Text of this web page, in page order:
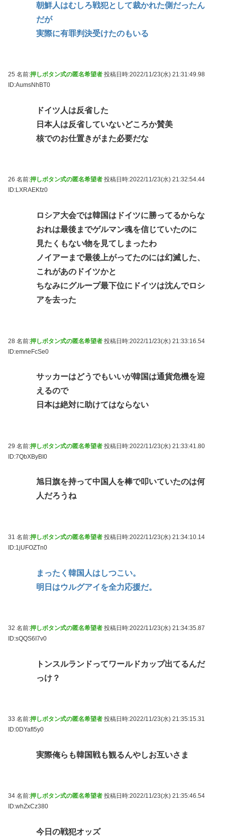
朝鮮人はむしろ戦犯として裁かれた側だったん
だが
実際に有罪判決受けたのもいる
25 名前:押しボタン式の匿名希望者 投稿日時:2022/11/23(水) 21:31:49.98
ID:AumsNhBT0
ドイツ人は反省した
日本人は反省していないどころか賛美
核でのお仕置きがまた必要だな
26 名前:押しボタン式の匿名希望者 投稿日時:2022/11/23(水) 21:32:54.44
ID:LXRAEKfz0
ロシア大会では韓国はドイツに勝ってるからな
おれは最後までゲルマン魂を信じていたのに
見たくもない物を見てしまったわ
ノイアーまで最後上がってたのには幻滅した、
これがあのドイツかと
ちなみにグループ最下位にドイツは沈んでロシ
アを去った
28 名前:押しボタン式の匿名希望者 投稿日時:2022/11/23(水) 21:33:16.54
ID:emneFcSe0
サッカーはどうでもいいが韓国は通貨危機を迎
えるので
日本は絶対に助けてはならない
29 名前:押しボタン式の匿名希望者 投稿日時:2022/11/23(水) 21:33:41.80
ID:7QbXByBI0
旭日旗を持って中国人を棒で叩いていたのは何
人だろうね
31 名前:押しボタン式の匿名希望者 投稿日時:2022/11/23(水) 21:34:10.14
ID:1jUFOZTn0
まったく韓国人はしつこい。
明日はウルグアイを全力応援だ。
32 名前:押しボタン式の匿名希望者 投稿日時:2022/11/23(水) 21:34:35.87
ID:sQQS6I7v0
トンスルランドってワールドカップ出てるんだ
っけ？
33 名前:押しボタン式の匿名希望者 投稿日時:2022/11/23(水) 21:35:15.31
ID:0DYafI5y0
実際俺らも韓国戦も観るんやしお互いさま
34 名前:押しボタン式の匿名希望者 投稿日時:2022/11/23(水) 21:35:46.54
ID:whZxCz380
今日の戦犯オッズ